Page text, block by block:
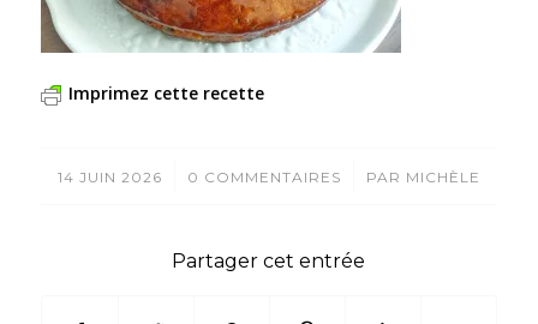
Imprimez cette recette
14 JUIN 2026
/ 0 COMMENTAIRES
/ PAR MICHÈLE
Partager cet entrée